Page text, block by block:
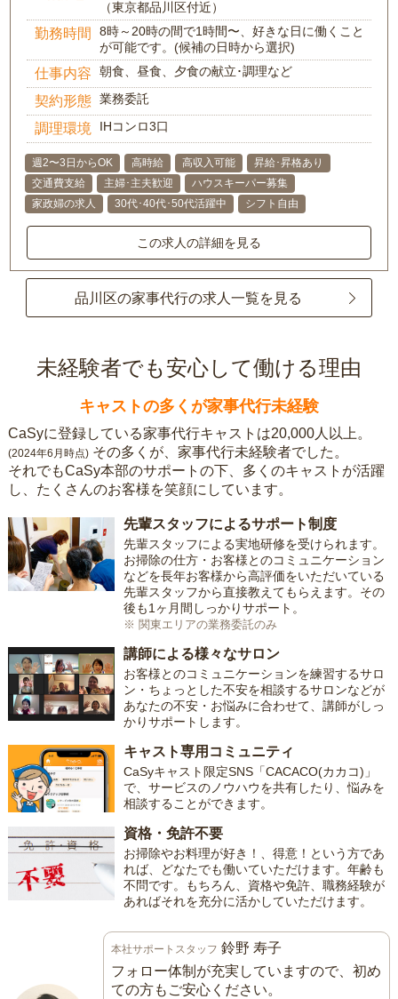
（東京都品川区付近）
勤務時間
8時～20時の間で1時間〜、好きな日に働くこと
が可能です。(候補の日時から選択)
仕事内容 朝食、昼食、夕食の献立･調理など
契約形態 業務委託
調理環境 IHコンロ3口
週2〜3日からOK 高時給 高収入可能
昇給･昇格あり
交通費支給
主婦･主夫歓迎
ハウスキーパー募集
家政婦の求人
30代･40代･50代活躍中 シフト自由
この求人の詳細を見る
品川区の家事代行の求人一覧を見る
未経験者でも安心して働ける理由
キャストの多くが家事代行未経験
CaSyに登録している家事代行キャストは20,000人以上。
(2024年6月時点) その多くが、家事代行未経験者でした。
それでもCaSy本部のサポートの下、多くのキャストが活躍
し、たくさんのお客様を笑顔にしています。
先輩スタッフによるサポート制度
先輩スタッフによる実地研修を受けられます。
お掃除の仕方・お客様とのコミュニケーション
などを長年お客様から高評価をいただいている
先輩スタッフから直接教えてもらえます。その
後も1ヶ月間しっかりサポート。
※ 関東エリアの業務委託のみ
講師による様々なサロン
お客様とのコミュニケーションを練習するサロ
ン・ちょっとした不安を相談するサロンなどが
あなたの不安・お悩みに合わせて、講師がしっ
かりサポートします。
キャスト専用コミュニティ
CaSyキャスト限定SNS「CACACO(カカコ)」
で、サービスのノウハウを共有したり、悩みを
相談することができます。
資格・免許不要
お掃除やお料理が好き！、得意！という方であ
れば、どなたでも働いていただけます。年齢も
不問です。もちろん、資格や免許、職務経験が
あればそれを充分に活かしていただけます。
本社サポートスタッフ 鈴野 寿子
フォロー体制が充実していますので、初め
ての方もご安心ください。